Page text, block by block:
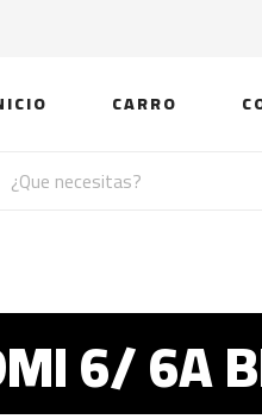
CARRO
6/ 6A